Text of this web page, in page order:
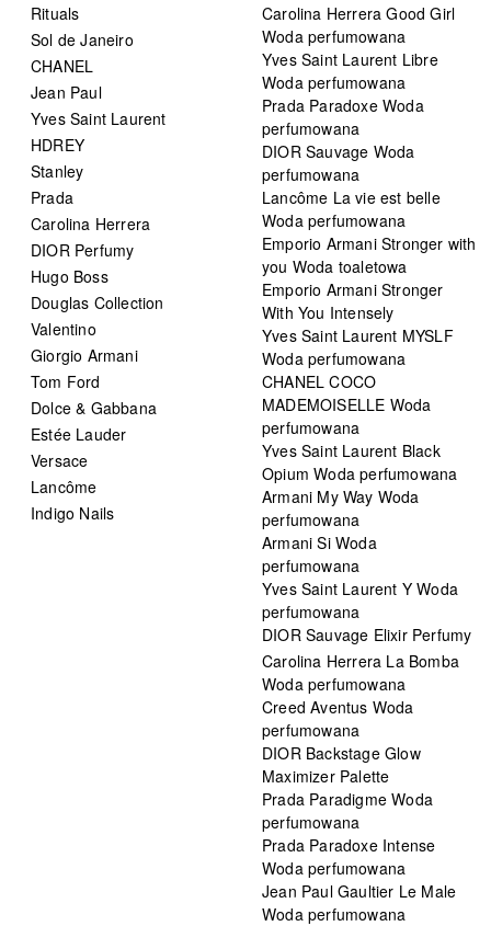
Rituals
Sol de Janeiro
CHANEL
Jean Paul
Yves Saint Laurent
HDREY
Stanley
Prada
Carolina Herrera
DIOR Perfumy
Hugo Boss
Douglas Collection
Valentino
Giorgio Armani
Tom Ford
Dolce & Gabbana
Estée Lauder
Versace
Lancôme
Indigo Nails
Carolina Herrera Good Girl
Woda perfumowana
Yves Saint Laurent Libre
Woda perfumowana
Prada Paradoxe Woda
perfumowana
DIOR Sauvage Woda
perfumowana
Lancôme La vie est belle
Woda perfumowana
Emporio Armani Stronger with
you Woda toaletowa
Emporio Armani Stronger
With You Intensely
Yves Saint Laurent MYSLF
Woda perfumowana
CHANEL COCO
MADEMOISELLE Woda
perfumowana
Yves Saint Laurent Black
Opium Woda perfumowana
Armani My Way Woda
perfumowana
Armani Si Woda
perfumowana
Yves Saint Laurent Y Woda
perfumowana
DIOR Sauvage Elixir Perfumy
Carolina Herrera La Bomba
Woda perfumowana
Creed Aventus Woda
perfumowana
DIOR Backstage Glow
Maximizer Palette
Prada Paradigme Woda
perfumowana
Prada Paradoxe Intense
Woda perfumowana
Jean Paul Gaultier Le Male
Woda perfumowana